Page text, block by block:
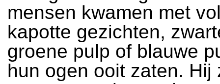
mensen kwamen met
kapotte gezichten,
groene pulp of blauwe
hun ogen ooit zaten. Hij